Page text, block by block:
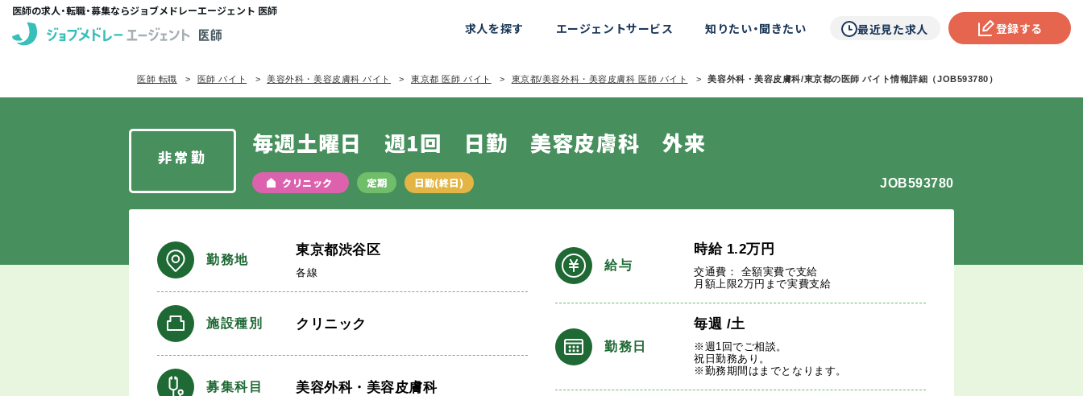
医師の求人・転職・募集ならジョブメドレーエージェント 医師
求人を探す エージェントサービス 知りたい・聞きたい 最近見た求人 登録する
医師 転職 医師 バイト 美容外科・美容皮膚科 バイト 東京都 医師 バイト 東京都/美容外科・美容皮膚科 医師 バイト 美容外科・美容皮膚科/東京都の医師 バイト情報詳細（JOB593780）
非常勤 毎週土曜日 週1回 日勤 美容皮膚科 外来
クリニック 定期 日勤(終日) JOB593780
勤務地
東京都渋谷区
各線
施設種別 クリニック
募集科目 美容外科・美容皮膚科
給与
時給1.2万円
交通費： 全額実費で支給
月額上限2万円まで実費支給
勤務日
毎週 /土
※週1回でご相談。
祝日勤務あり。
※勤務期間はまでとなります。